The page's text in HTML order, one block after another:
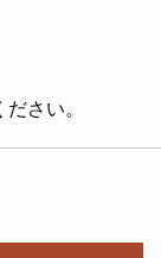
さい。